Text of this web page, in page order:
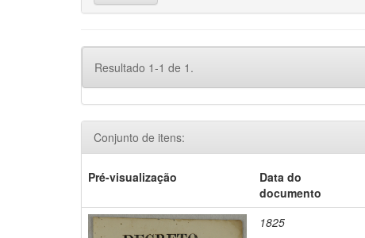
Resultado 1-1 de 1.
Conjunto de itens:
Pré-visualização
Data do
documento
1825